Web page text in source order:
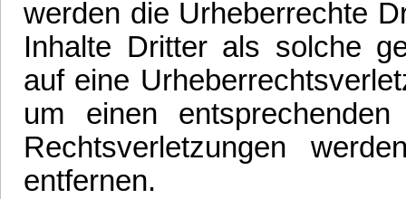
werden die Urheberrechte
Inhalte Dritter als solche
auf eine
um einen
Rechtsverletzungen
entfernen.